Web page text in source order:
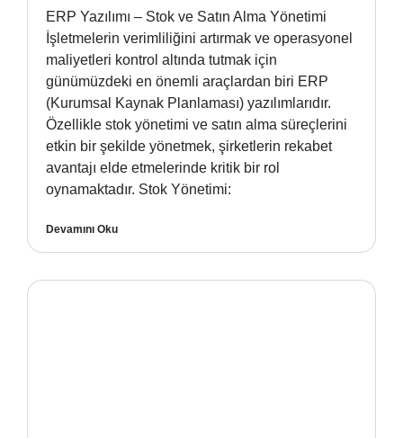
ERP Yazılımı – Stok ve Satın Alma Yönetimi
İşletmelerin verimliliğini artırmak ve operasyonel
maliyetleri kontrol altında tutmak için
günümüzdeki en önemli araçlardan biri ERP
(Kurumsal Kaynak Planlaması) yazılımlarıdır.
Özellikle stok yönetimi ve satın alma süreçlerini
etkin bir şekilde yönetmek, şirketlerin rekabet
avantajı elde etmelerinde kritik bir rol
oynamaktadır. Stok Yönetimi:
Devamını Oku